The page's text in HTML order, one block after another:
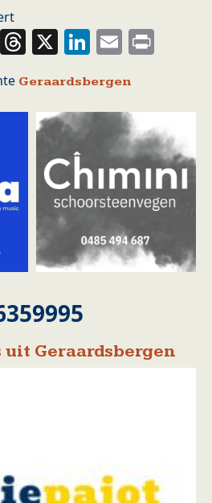
WhatsApp
Threads
X LinkedIn
Email
Geraardsbergen
uit Geraardsbergen